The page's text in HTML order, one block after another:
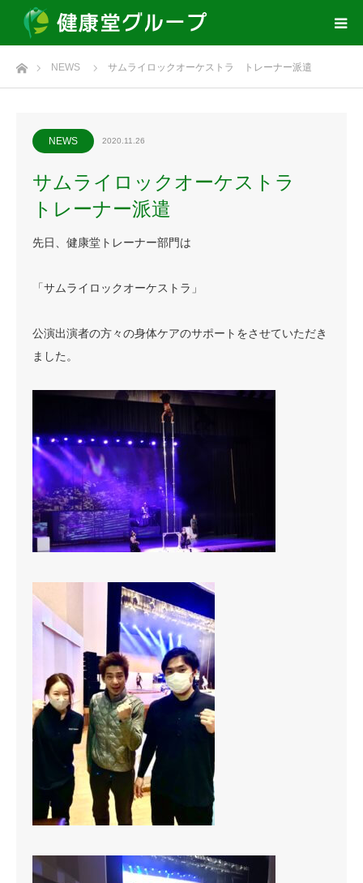
ホームNEWS サムライロックオーケストラ トレーナー派遣
NEWS 2020.11.26
サムライロックオーケストラ
トレーナー派遣
先日、健康堂トレーナー部門は
「サムライロックオーケストラ」
公演出演者の方々の身体ケアのサポートをさせていただき
ました。